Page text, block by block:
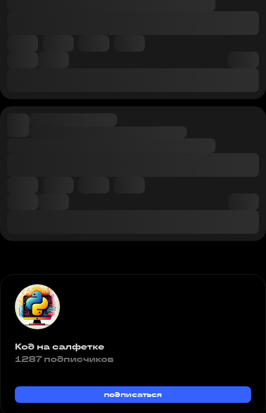
Код на салфетке
1287 подписчиков
подписаться